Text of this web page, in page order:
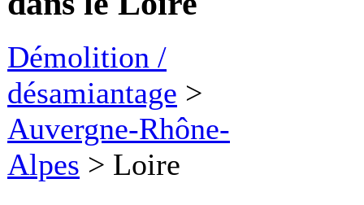
Démolition /
désamiantage >
Auvergne-Rhône-
Alpes > Loire